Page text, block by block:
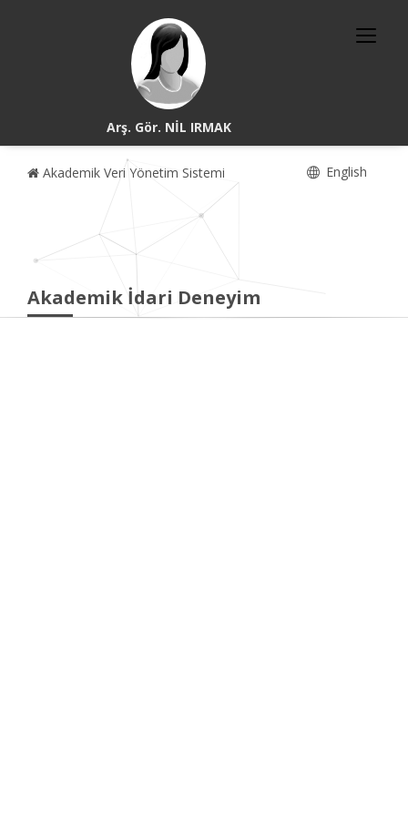
Arş. Gör. NİL IRMAK
Akademik Veri Yönetim Sistemi English
Akademik İdari Deneyim